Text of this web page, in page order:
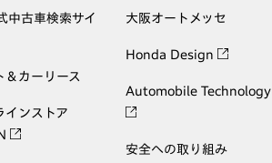
中古車検索サイ
＆カーリース
インストア
大阪オートメッセ
Honda Design
Automobile Technology
安全への取り組み